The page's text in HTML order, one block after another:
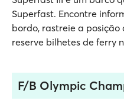
Superfast. Encontre
bordo, rastreie a posição
reserve bilhetes de ferry
F/B Olympic